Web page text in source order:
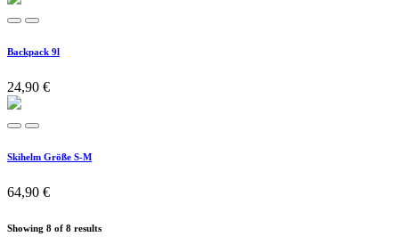
Backpack 9l
24,90 €
Skihelm Größe S-M
64,90 €
Showing 8 of 8 results